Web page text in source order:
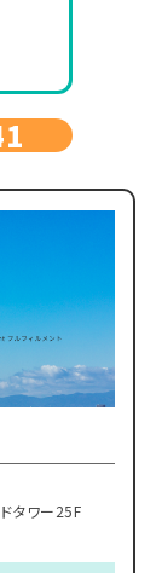
タワー25F